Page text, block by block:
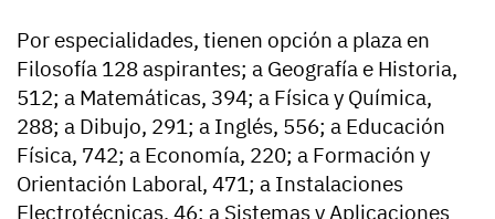
Por especialidades, tienen opción a plaza en
Filosofía 128 aspirantes; a Geografía e Historia,
512; a Matemáticas, 394; a Física y Química,
288; a Dibujo, 291; a Inglés, 556; a Educación
Física, 742; a Economía, 220; a Formación y
Orientación Laboral, 471; a Instalaciones
Electrotécnicas, 46; a Sistemas y Aplicaciones